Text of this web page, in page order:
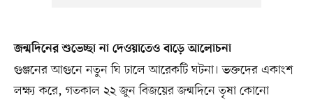
জন্মদিনের শুভেচ্ছা না দেওয়াতেও বাড়ে আলোচনা
গুঞ্জনের আগুনে নতুন ঘি ঢালে আরেকটি ঘটনা। ভক্তদের একাংশ
লক্ষ্য করে, গতকাল ২২ জুন বিজয়ের জন্মদিনে তৃষা কোনো